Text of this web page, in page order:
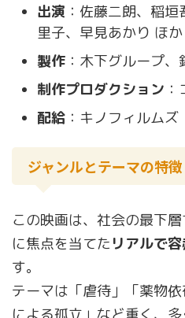
出演 ：佐藤二朗、稲
里子、早見あかり ほか
製作 ：木下グループ
制作プロダクション
配給 ：キノフィルムズ
ジャンルとテーマの特徴
この映画は、社会の最下
に焦点を当てた リアルで
す。
テーマは「虐待」「薬物